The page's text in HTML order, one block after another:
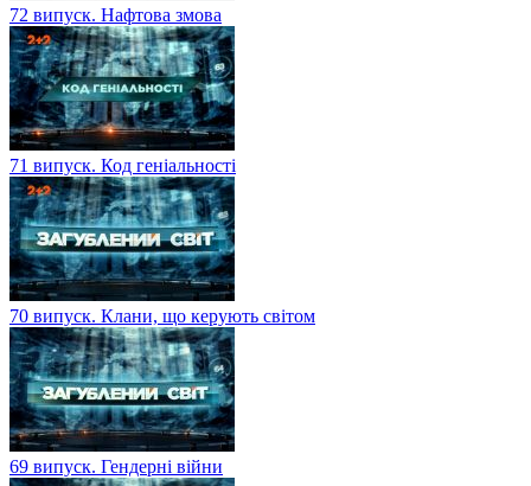
72 випуск. Нафтова змова
71 випуск. Код геніальності
70 випуск. Клани, що керують світом
69 випуск. Гендерні війни